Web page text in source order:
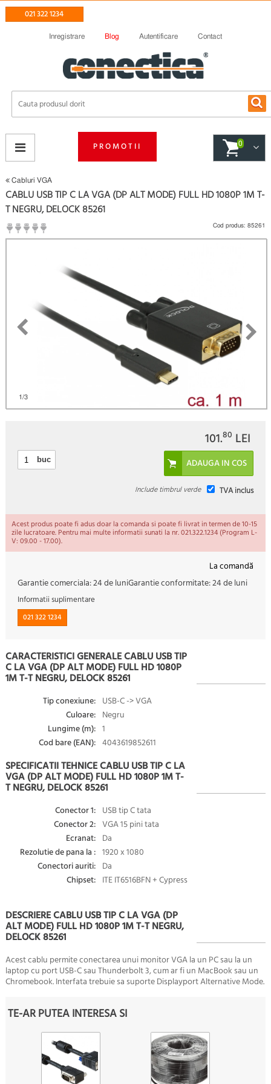
021 322 1234
Inregistrare Blog Autentificare Contact
PROMOTII 0
Cabluri VGA
1/3
CABLU USB TIP C LA VGA (DP ALT MODE) FULL HD 1080P 1M T-
T NEGRU, DELOCK 85261
(
Cod produs: 85261
101.80 LEI
buc
TVA inclus
Include timbrul verde
Acest produs poate fi adus doar la comanda si poate fi livrat in termen de 10-15
zile lucratoare. Pentru mai multe informatii sunati la nr. 021.322.1234 (Program L-
V: 09.00 - 17.00).
La comandă
Garantie comerciala:24 de luniGarantie conformitate:24 de luni
Informatii suplimentare
021 322 1234
CARACTERISTICI GENERALE CABLU USB TIP
C LA VGA (DP ALT MODE) FULL HD 1080P
1M T-T NEGRU, DELOCK 85261
Tip conexiune: USB-C -> VGA
Culoare: Negru
Lungime (m): 1
Cod bare (EAN): 4043619852611
SPECIFICATII TEHNICE CABLU USB TIP C LA
VGA (DP ALT MODE) FULL HD 1080P 1M T-
T NEGRU, DELOCK 85261
Conector 1: USB tip C tata
Conector 2: VGA 15 pini tata
Ecranat: Da
Rezolutie de pana la : 1920 x 1080
Conectori auriti: Da
Chipset: ITE IT6516BFN + Cypress
DESCRIERE CABLU USB TIP C LA VGA (DP
ALT MODE) FULL HD 1080P 1M T-T NEGRU,
DELOCK 85261
Acest cablu permite conectarea unui monitor VGA la un PC sau la un
laptop cu port USB-C sau Thunderbolt 3, cum ar fi un MacBook sau un
Chromebook. Interfata trebuie sa suporte Displayport Alternative Mode.
TE-AR PUTEA INTERESA SI